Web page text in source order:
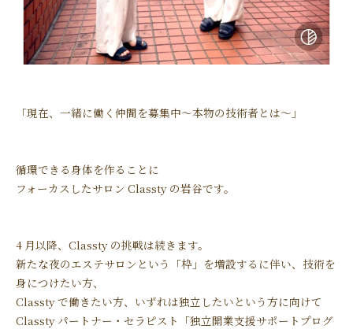
「現在、一緒に働く仲間を募集中～本物の技術者とは～」
循環できる身体を作ることに
フォーカスしたサロン Classty の岩谷です。
4 月以降、Classty の挑戦は続きます。
新たな夜のエステサロンという「枠」を増設するに伴い、技術を
身につけたい方、
Classty で働きたい方、いずれは独立したいという方に向けて
Classty パートナー・セラピスト「独立開業支援サポートプログ